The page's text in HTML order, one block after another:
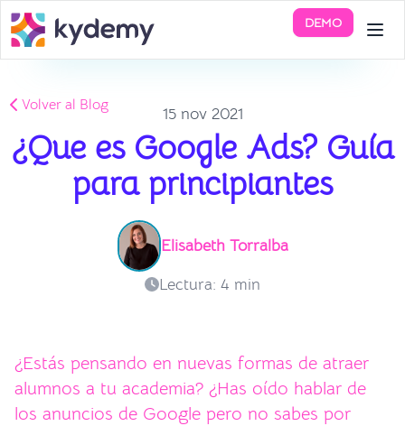
DEMO
Volver al Blog 15 nov 2021
¿Que es Google Ads? Guía
para principiantes
Elisabeth Torralba
Lectura: 4 min
¿Estás pensando en nuevas formas de atraer
alumnos a tu academia? ¿Has oído hablar de
los anuncios de Google pero no sabes por